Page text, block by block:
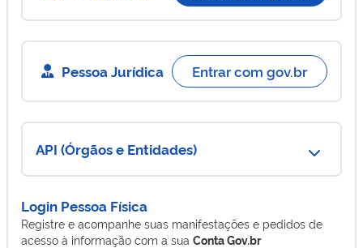
Login Pessoa Física
Registre e acompanhe suas manifestações e pedidos de
acesso à informação com a sua Conta Gov.br
Pessoa Jurídica Entrar com gov.br
API (Órgãos e Entidades)